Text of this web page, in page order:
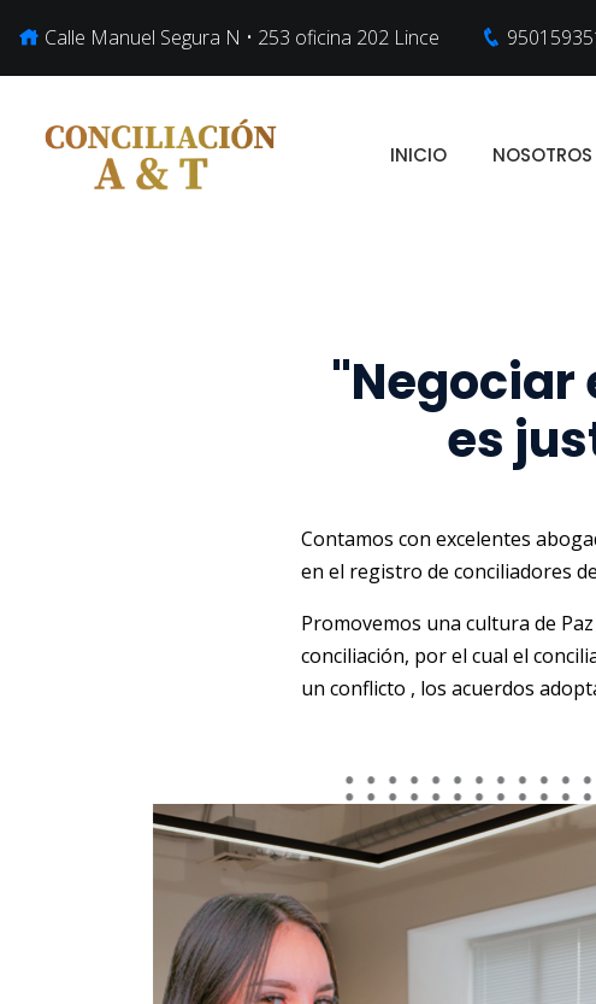
Calle Manuel Segura N • 253 oficina 202 Lince
INICIO NOSOTROS
"Negociar
es
Contamos con excelentes
en el registro de conciliadores
Promovemos una cultura de
conciliación, por el cual el
un conflicto , los acuerdos